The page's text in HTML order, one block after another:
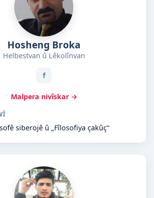
Hosheng Broka
Helbestvan û Lêkolînvan
f
Malpera nivîskar →
siberojê û „Fîlosofiya çakûç“